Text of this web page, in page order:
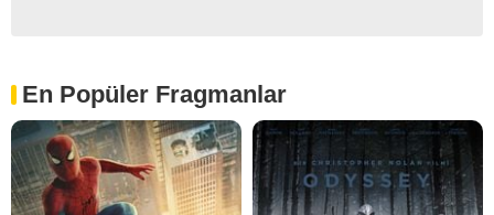
En Popüler Fragmanlar